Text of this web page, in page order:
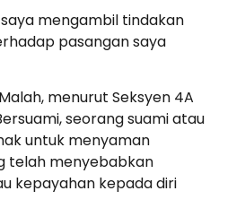
mengambil tindakan
pasangan saya
menurut Seksyen 4A
seorang suami atau
untuk menyaman
telah menyebabkan
kepayahan kepada diri